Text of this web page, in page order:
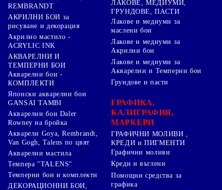
REMBRANDT
АКРИЛНИ БОИ за
рисуване и декорация
Акрилно мастило -
ACRYLIC INK
АКВАРЕЛНИ И
ТЕМПЕРНИ БОИ
Акварелни бои -
КОМПЛЕКТИ
Японски акварелни бои
GANSAI TAMBI
Акварелни бои Daler
Rowney на бройка
Акварели Goya, Rembrandt,
Van Gogh, Talens по цвят
Акварелни мастила
Темпера "TALENS"
Темперни бои и комплекти
ДЕКОРАЦИОННИ БОИ,
ЛАКОВЕ, МЕДИУМИ,
ГРУНДОВЕ, ПАСТИ
Лакове и медиуми за
маслени бои
Лакове и медиуми за
Акрилни бои
Лакове и медиуми за
Акварелни и Темперни бои
Грундове и пасти
ГРАФИКА,
КАЛИГРАФИЯ,
МАРКЕРИ
ГРАФИЧНИ МОЛИВИ ,
КРЕДИ и ПИГМЕНТИ
Графични моливи
Креди и въглени
Помощни средства за
графика